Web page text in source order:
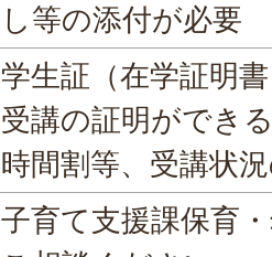
し等の添付が必要
学生証（在学証明
受講の証明ができ
時間割等、受講状
子育て支援課保育